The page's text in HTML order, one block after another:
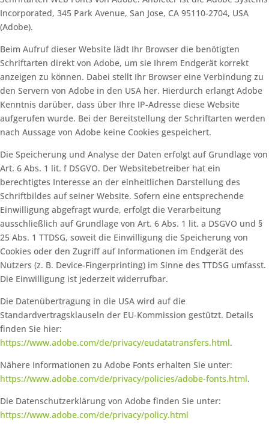
Incorporated, 345 Park Avenue, San Jose, CA 95110-2704, USA
(Adobe).
Beim Aufruf dieser Website lädt Ihr Browser die benötigten
Schriftarten direkt von Adobe, um sie Ihrem Endgerät korrekt
anzeigen zu können. Dabei stellt Ihr Browser eine Verbindung zu
den Servern von Adobe in den USA her. Hierdurch erlangt Adobe
Kenntnis darüber, dass über Ihre IP-Adresse diese Website
aufgerufen wurde. Bei der Bereitstellung der Schriftarten werden
nach Aussage von Adobe keine Cookies gespeichert.
Die Speicherung und Analyse der Daten erfolgt auf Grundlage von
Art. 6 Abs. 1 lit. f DSGVO. Der Websitebetreiber hat ein
berechtigtes Interesse an der einheitlichen Darstellung des
Schriftbildes auf seiner Website. Sofern eine entsprechende
Einwilligung abgefragt wurde, erfolgt die Verarbeitung
ausschließlich auf Grundlage von Art. 6 Abs. 1 lit. a DSGVO und §
25 Abs. 1 TTDSG, soweit die Einwilligung die Speicherung von
Cookies oder den Zugriff auf Informationen im Endgerät des
Nutzers (z. B. Device-Fingerprinting) im Sinne des TTDSG umfasst.
Die Einwilligung ist jederzeit widerrufbar.
Die Datenübertragung in die USA wird auf die
Standardvertragsklauseln der EU-Kommission gestützt. Details
finden Sie hier:
https://www.adobe.com/de/privacy/eudatatransfers.html.
Nähere Informationen zu Adobe Fonts erhalten Sie unter:
https://www.adobe.com/de/privacy/policies/adobe-fonts.html.
Die Datenschutzerklärung von Adobe finden Sie unter:
https://www.adobe.com/de/privacy/policy.html